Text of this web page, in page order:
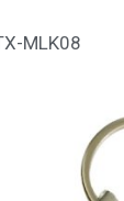
MLK08